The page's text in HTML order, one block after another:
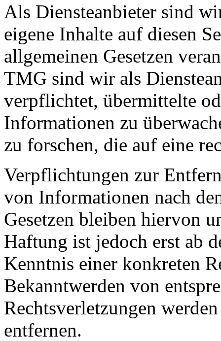
Als Diensteanbieter sind
eigene Inhalte auf diesen
allgemeinen Gesetzen
TMG sind wir als
verpflichtet, übermittelte
Informationen zu
zu forschen, die auf eine
Verpflichtungen zur
von Informationen nach
Gesetzen bleiben hiervon
Haftung ist jedoch erst ab
Kenntnis einer konkreten
Bekanntwerden von
Rechtsverletzungen
entfernen.